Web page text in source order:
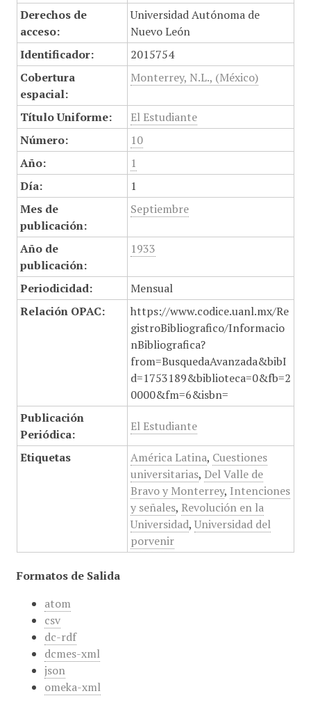
Derechos de
acceso:
Universidad Autónoma de
Nuevo León
Identificador:
2015754
Cobertura
espacial:
Monterrey, N.L., (México)
Título Uniforme:
El Estudiante
Número:
10
Año:
1
Día:
1
Mes de
publicación:
Septiembre
Año de
publicación:
1933
Periodicidad:
Mensual
Relación OPAC:
https://www.codice.uanl.mx/Re
gistroBibliografico/Informacio
nBibliografica?
from=BusquedaAvanzada&bibI
d=1753189&biblioteca=0&fb=2
0000&fm=6&isbn=
Publicación
Periódica:
El Estudiante
Etiquetas América Latina, Cuestiones
universitarias, Del Valle de
Bravo y Monterrey, Intenciones
y señales, Revolución en la
Universidad, Universidad del
porvenir
Formatos de Salida
atom
csv
dc-rdf
dcmes-xml
json
omeka-xml